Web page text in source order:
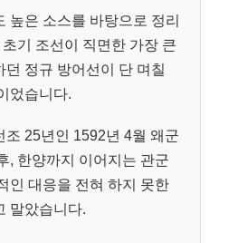
높은 소스를 바탕으로 정리
기 조선이 직면한 가장 큰
던 정규 방어선이 단 며칠
었습니다.
조 25년인 1592년 4월 왜군
, 한양까지 이어지는 관군
인 대응을 전혀 하지 못한
말았습니다.